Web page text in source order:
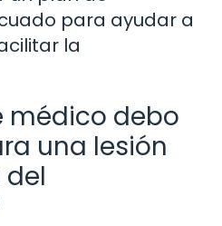
para ayudar a
la
médico debo
una lesión